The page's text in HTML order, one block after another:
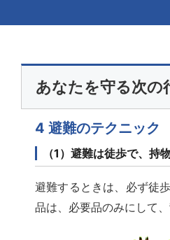
あなたを守る次の
4 避難のテクニック
（1）避難は徒歩で、持
避難するときは、必ず徒
品は、必要品のみにして